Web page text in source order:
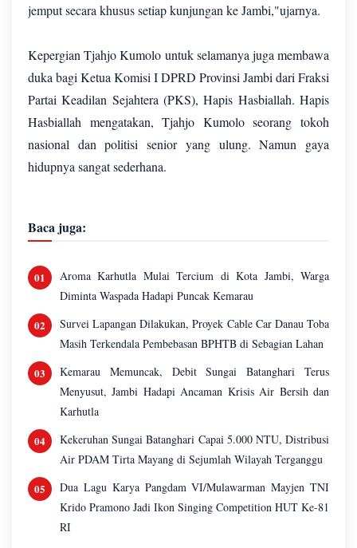
jemput secara khusus setiap kunjungan ke Jambi,"ujarnya.
Kepergian Tjahjo Kumolo untuk selamanya juga membawa
duka bagi Ketua Komisi I DPRD Provinsi Jambi dari Fraksi
Partai Keadilan Sejahtera (PKS), Hapis Hasbiallah. Hapis
Hasbiallah mengatakan, Tjahjo Kumolo seorang tokoh
nasional dan politisi senior yang ulung. Namun gaya
hidupnya sangat sederhana.
Baca juga:
Aroma Karhutla Mulai Tercium di Kota Jambi, Warga
Diminta Waspada Hadapi Puncak Kemarau
Survei Lapangan Dilakukan, Proyek Cable Car Danau Toba
Masih Terkendala Pembebasan BPHTB di Sebagian Lahan
Kemarau Memuncak, Debit Sungai Batanghari Terus
Menyusut, Jambi Hadapi Ancaman Krisis Air Bersih dan
Karhutla
Kekeruhan Sungai Batanghari Capai 5.000 NTU, Distribusi
Air PDAM Tirta Mayang di Sejumlah Wilayah Terganggu
Dua Lagu Karya Pangdam VI/Mulawarman Mayjen TNI
Krido Pramono Jadi Ikon Singing Competition HUT Ke-81
RI